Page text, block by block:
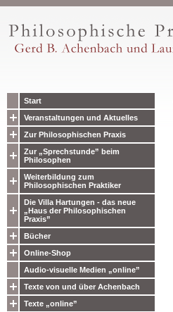
Start
Veranstaltungen und Aktuelles
Zur Philosophischen Praxis
Zur „Sprechstunde” beim
Philosophen
Weiterbildung zum
Philosophischen Praktiker
Die Villa Hartungen - das neue
„Haus der Philosophischen
Praxis”
Bücher
Online-Shop
Audio-visuelle Medien „online”
Texte von und über Achenbach
Texte „online”